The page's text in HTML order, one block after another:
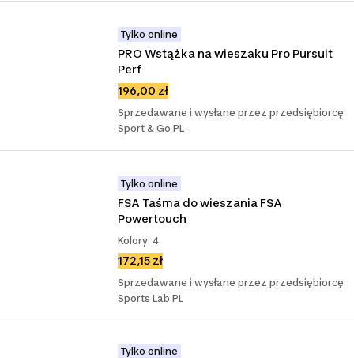
Tylko online
PRO Wstążka na wieszaku Pro Pursuit
Perf
196,00 zł
Sprzedawane i wysłane przez przedsiębiorcę
Sport & Go PL
Tylko online
FSA Taśma do wieszania FSA
Powertouch
Kolory: 4
172,15 zł
Sprzedawane i wysłane przez przedsiębiorcę
Sports Lab PL
Tylko online